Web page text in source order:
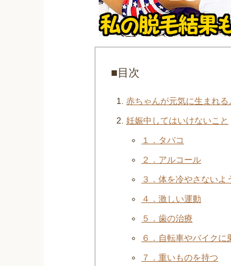
■目次
赤ちゃんが元気に生まれる
妊娠中してはいけないこと
１．タバコ
２．アルコール
３．体を冷やさないよ
４．激しい運動
５．歯の治療
６．自転車やバイクに
７．重いものを持つ